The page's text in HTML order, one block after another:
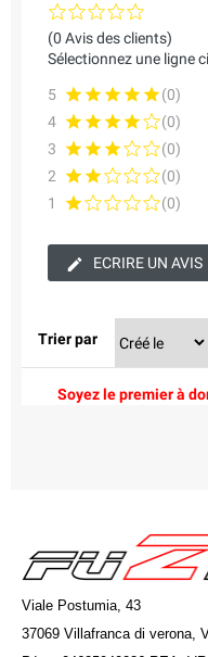
(0 Avis des clients)
Sélectionnez une ligne
5
(0)
4
(0)
3
(0)
2
(0)
1
(0)
ECRIRE UN AVIS
Trier par
Soyez le premier à
Viale Postumia, 43
37069 Villafranca di verona,